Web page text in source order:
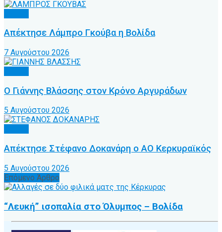
Απέκτησε Λάμπρο Γκούβα η Βολίδα
7 Αυγούστου 2026
Ο Γιάννης Βλάσσης στον Κρόνο Αργυράδων
5 Αυγούστου 2026
Απέκτησε Στέφανο Δοκανάρη ο ΑΟ Κερκυραϊκός
5 Αυγούστου 2026
Επόμενο Άρθρο
“Λευκή” ισοπαλία στο Όλυμπος – Βολίδα